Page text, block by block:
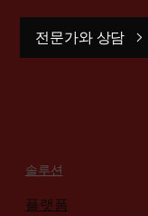
전문가와 상담
솔루션
플랫폼